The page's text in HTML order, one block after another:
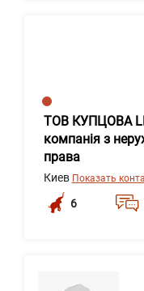
ТОВ КУПЦОВА
компанія з
права
Киев Показать
6